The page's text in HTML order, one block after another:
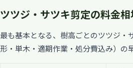
ツツジ・サツキ剪定の料金相
最も基本となる、樹高ごとのツツジ・
形・単木・適期作業・処分費込み）の